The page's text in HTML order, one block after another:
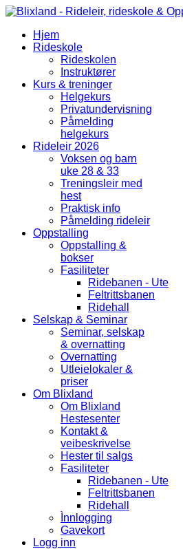
Hjem
Rideskole
Rideskolen
Instruktører
Kurs & treninger
Helgekurs
Privatundervisning
Påmelding
helgekurs
Rideleir 2026
Voksen og barn
uke 28 & 33
Treningsleir med
hest
Praktisk info
Påmelding rideleir
Oppstalling
Oppstalling &
bokser
Fasiliteter
Ridebanen - Ute
Feltrittsbanen
Ridehall
Selskap & Seminar
Seminar, selskap
& overnatting
Overnatting
Utleielokaler &
priser
Om Blixland
Om Blixland
Hestesenter
Kontakt &
veibeskrivelse
Hester til salgs
Fasiliteter
Ridebanen - Ute
Feltrittsbanen
Ridehall
Ìnnlogging
Gavekort
Logg inn